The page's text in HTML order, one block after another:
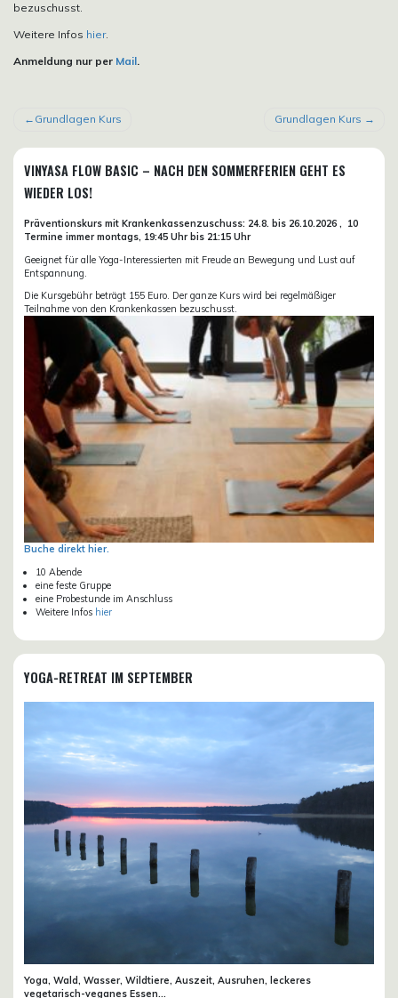
bezuschusst.
Weitere Infos hier.
Anmeldung nur per Mail.
BEITRAGSNAVIGATION
Grundlagen Kurs Grundlagen Kurs
VINYASA FLOW BASIC – NACH DEN SOMMERFERIEN GEHT ES
WIEDER LOS!
Präventionskurs mit Krankenkassenzuschuss: 24.8. bis 26.10.2026 , 10
Termine immer montags, 19:45 Uhr bis 21:15 Uhr
Geeignet für alle Yoga-Interessierten mit Freude an Bewegung und Lust auf
Entspannung.
Die Kursgebühr beträgt 155 Euro. Der ganze Kurs wird bei regelmäßiger
Teilnahme von den Krankenkassen bezuschusst.
Buche direkt hier.
10 Abende
eine feste Gruppe
eine Probestunde im Anschluss
Weitere Infos hier
YOGA-RETREAT IM SEPTEMBER
Yoga, Wald, Wasser, Wildtiere, Auszeit, Ausruhen, leckeres
vegetarisch-veganes Essen...